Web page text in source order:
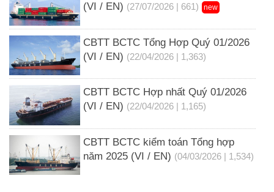
(VI / EN) (27/07/2026 | 661) new
CBTT BCTC Tổng Hợp Quý 01/2026
(VI / EN) (22/04/2026 | 1,363)
CBTT BCTC Hợp nhất Quý 01/2026
(VI / EN) (22/04/2026 | 1,165)
CBTT BCTC kiểm toán Tổng hợp
năm 2025 (VI / EN) (04/03/2026 | 1,534)